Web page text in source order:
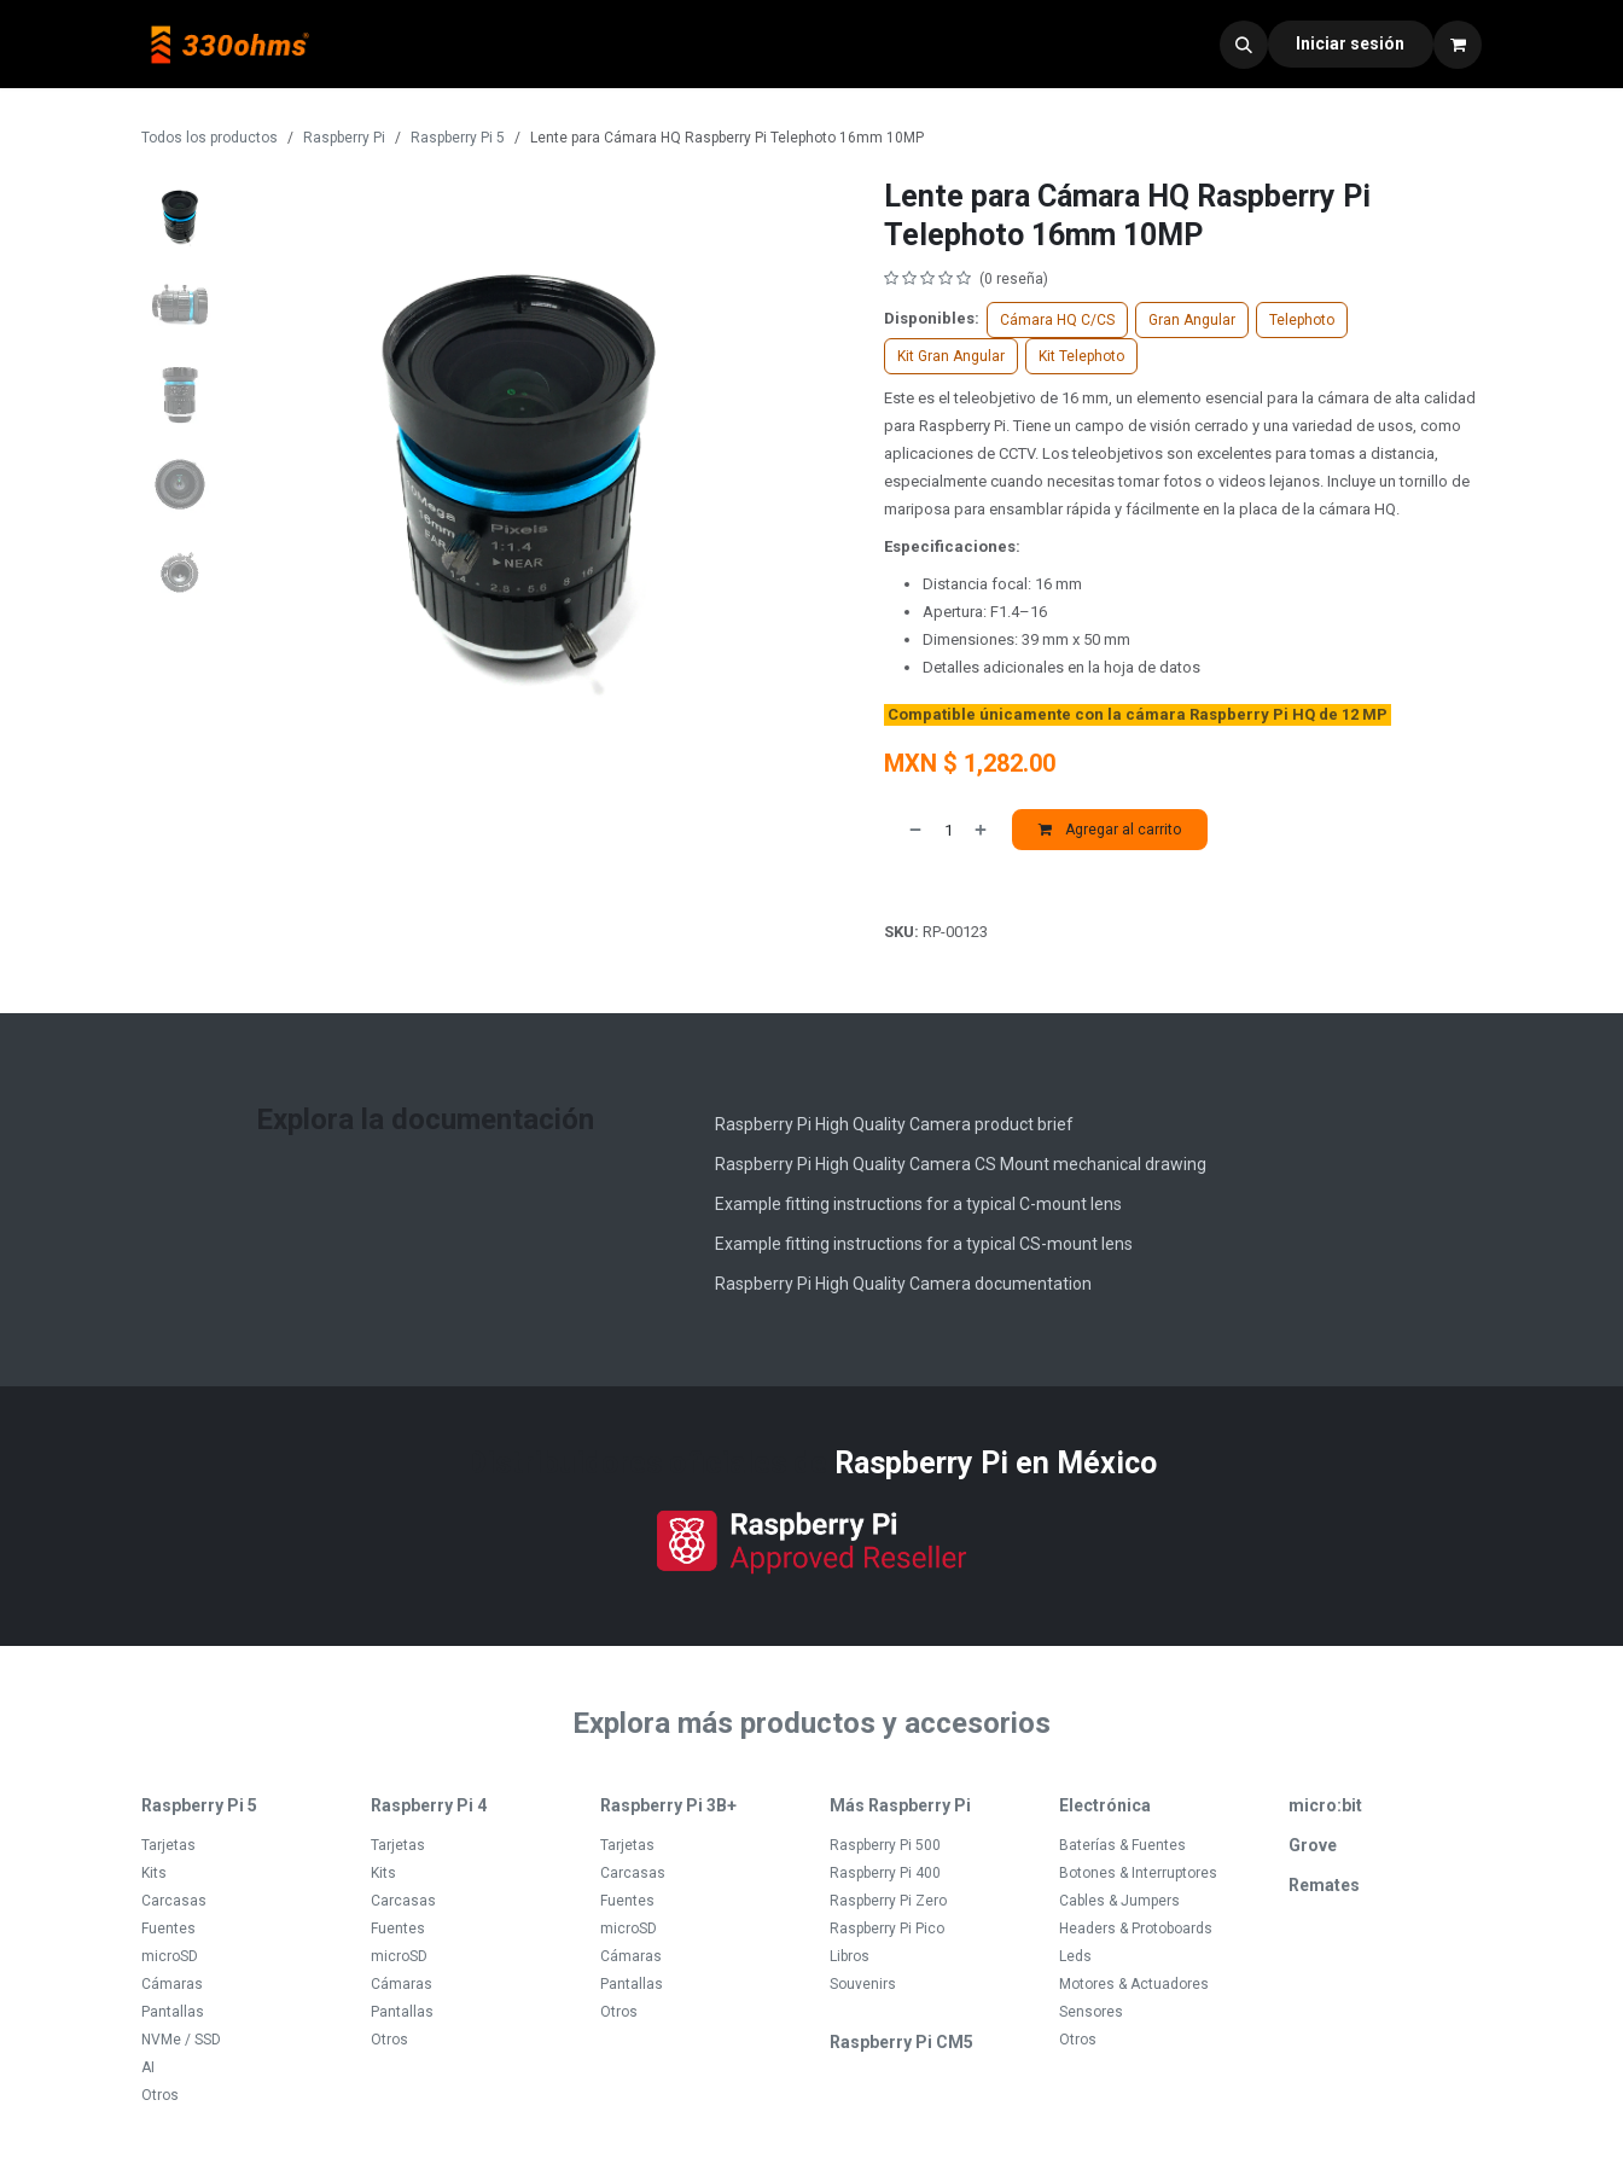
Iniciar sesión
Todos los productos Raspberry Pi Raspberry Pi 5 Lente para Cámara HQ Raspberry Pi Telephoto 16mm 10MP
Lente para Cámara HQ Raspberry Pi
Telephoto 16mm 10MP
(0 reseña)
Disponibles: Cámara HQ C/CS Gran Angular Telephoto
Kit Gran Angular Kit Telephoto
Este es el teleobjetivo de 16 mm, un elemento esencial para la cámara de alta calidad
para Raspberry Pi. Tiene un campo de visión cerrado y una variedad de usos, como
aplicaciones de CCTV. Los teleobjetivos son excelentes para tomas a distancia,
especialmente cuando necesitas tomar fotos o videos lejanos. Incluye un tornillo de
mariposa para ensamblar rápida y fácilmente en la placa de la cámara HQ.
Especificaciones:
Distancia focal: 16 mm
Apertura: F1.4–16
Dimensiones: 39 mm x 50 mm
Detalles adicionales en la hoja de datos
Compatible únicamente con la cámara Raspberry Pi HQ de 12 MP
MXN $ 1,282.00
Agregar al carrito
SKU: RP-00123
Explora la documentación Raspberry Pi High Quality Camera product brief
Raspberry Pi High Quality Camera CS Mount mechanical drawing
Example fitting instructions for a typical C-mount lens
Example fitting instructions for a typical CS-mount lens
Raspberry Pi High Quality Camera documentation
Raspberry Pi​ en México
Explora más productos y accesorios
Raspberry Pi 5
Tarjetas
Kits
Carcasas
Fuentes
microSD
Cámaras
Pantallas
NVMe / SSD
AI
Otros
Raspberry Pi 4
Tarjetas
Kits
Carcasas
Fuentes
microSD
Cámaras
Pantallas
Otros
Raspberry Pi 3B+
Tarjetas
Carcasas
Fuentes
microSD
Cámaras
Pantallas
Otros
Más Raspberry Pi
Raspberry Pi 500
Raspberry Pi 400
Raspberry Pi Zero
Raspberry Pi Pico
Libros
Souvenirs
Raspberry Pi CM5
Electrónica
Baterías & Fuentes
Botones & Interruptores
Cables & Jumpers
Headers & Protoboards
Leds
Motores & Actuadores
Sensores
Otros
micro:bit
Grove
Remates